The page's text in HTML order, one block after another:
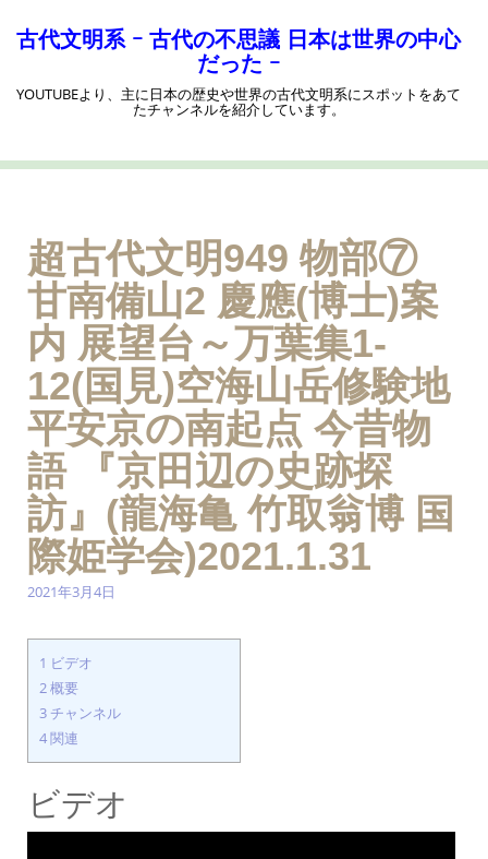
キ
古代文明系 ｰ 古代の不思議 日本は世界の中心
だった ｰ
YOUTUBEより、主に日本の歴史や世界の古代文明系にスポットをあて
たチャンネルを紹介しています。
超古代文明949 物部⑦
甘南備山2 慶應(博士)案
内 展望台～万葉集1-
12(国見)空海山岳修験地
平安京の南起点 今昔物
語 『京田辺の史跡探
訪』(龍海亀 竹取翁博 国
際姫学会)2021.1.31
2021年3月4日
1 ビデオ
2概要
3チャンネル
4関連
ビデオ